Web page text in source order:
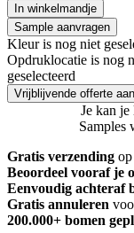
In winkelmandje
Sample aanvragen
Kleur is nog niet
Opdruklocatie is nog
geselecteerd
Vrijblijvende offerte
Je kan
Samples
Gratis verzending
Beoordeel vooraf je
Eenvoudig achteraf
Gratis annuleren
200.000+ bomen